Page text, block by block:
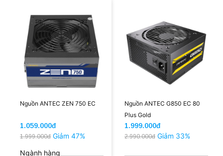
Nguồn ANTEC ZEN 750 EC
1.059.000đ
1.999.000đ Giảm 47%
Ngành hàng
Nguồn ANTEC G850 EC 80
Plus Gold
1.999.000đ
2.990.000đ Giảm 33%